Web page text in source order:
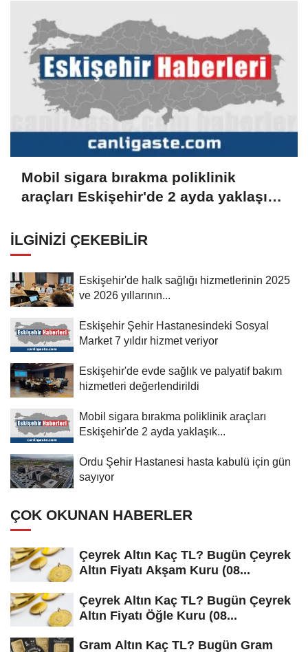
Mobil sigara bırakma poliklinik
araçları Eskişehir'de 2 ayda yaklaşık
İLGINIZI ÇEKEBILIR
Eskişehir'de halk sağlığı hizmetlerinin 2025
ve 2026 yıllarının...
Eskişehir Şehir Hastanesindeki Sosyal
Market 7 yıldır hizmet veriyor
Eskişehir'de evde sağlık ve palyatif bakım
hizmetleri değerlendirildi
Mobil sigara bırakma poliklinik araçları
Eskişehir'de 2 ayda yaklaşık...
Ordu Şehir Hastanesi hasta kabulü için gün
sayıyor
ÇOK OKUNAN HABERLER
Çeyrek Altın Kaç TL? Bugün Çeyrek
Altın Fiyatı Akşam Kuru (08...
Çeyrek Altın Kaç TL? Bugün Çeyrek
Altın Fiyatı Öğle Kuru (08...
Gram Altın Kaç TL? Bugün Gram